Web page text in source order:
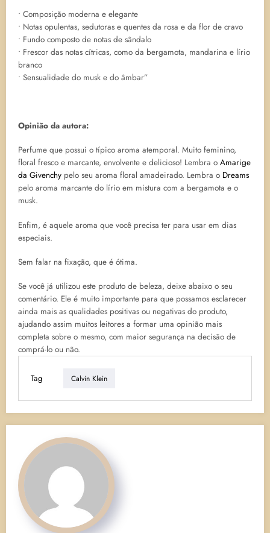
• Composição moderna e elegante
• Notas opulentas, sedutoras e quentes da rosa e da flor de cravo
• Fundo composto de notas de sândalo
• Frescor das notas cítricas, como da bergamota, mandarina e lírio
branco
• Sensualidade do musk e do âmbar”
Opinião da autora:
Perfume que possui o típico aroma atemporal. Muito feminino,
floral fresco e marcante, envolvente e delicioso! Lembra o Amarige
da Givenchy pelo seu aroma floral amadeirado. Lembra o Dreams
pelo aroma marcante do lírio em mistura com a bergamota e o
musk.
Enfim, é aquele aroma que você precisa ter para usar em dias
especiais.
Sem falar na fixação, que é ótima.
Se você já utilizou este produto de beleza, deixe abaixo o seu
comentário. Ele é muito importante para que possamos esclarecer
ainda mais as qualidades positivas ou negativas do produto,
ajudando assim muitos leitores a formar uma opinião mais
completa sobre o mesmo, com maior segurança na decisão de
comprá-lo ou não.
Tag Calvin Klein